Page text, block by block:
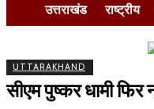
उत्तराखंड राष्ट्रीय
UTTARAKHAND
सीएम पुष्कर धामी